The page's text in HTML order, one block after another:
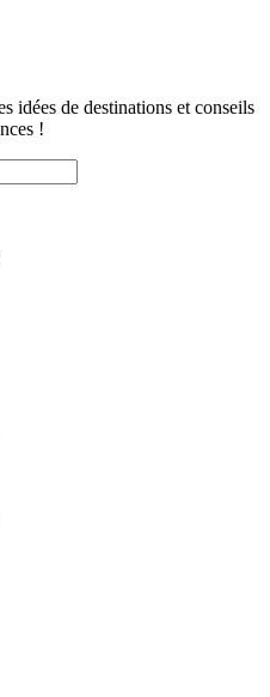
idées de destinations et conseils
!